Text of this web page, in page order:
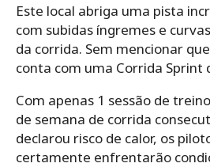
Este local abriga uma pista
com subidas íngremes e
da corrida. Sem mencionar
conta com uma Corrida Sprint
Com apenas 1 sessão de
de semana de corrida
declarou risco de calor, os
certamente enfrentarão